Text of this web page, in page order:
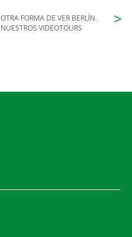
OTRA FORMA DE VER BERLÍN.
NUESTROS VIDEOTOURS